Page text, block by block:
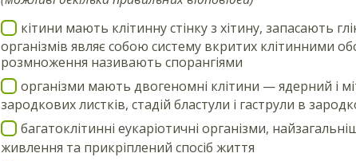
кітини мають клітинну стінку з хітину, запасають
організмів являє собою систему вкритих клітинними
розмноження називають спорангіями
організми мають двогеномні клітини — ядерний і
зародкових листків, стадій бластули і гаструли в
багатоклітинні еукаріотичні організми,
живлення та прикріплений спосіб життя